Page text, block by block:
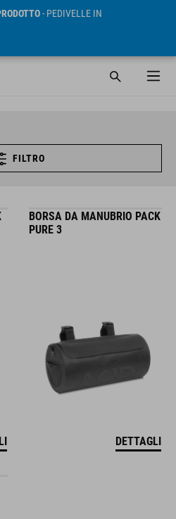
- PEDIVELLE IN
FILTRO
BORSA DA MANUBRIO PACK
PURE 3
DETTAGLI